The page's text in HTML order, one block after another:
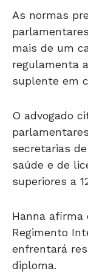
As normas
mais de um
regulamenta
suplente em
O advogado
secretarias
saúde e de
superiores a
Hanna afirma
Regimento
enfrentará
diploma.